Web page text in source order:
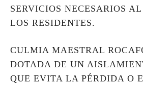
SERVICIOS NECESARIOS
LOS RESIDENTES.
CULMIA MAESTRAL
DOTADA DE UN
QUE EVITA LA PÉRDIDA O